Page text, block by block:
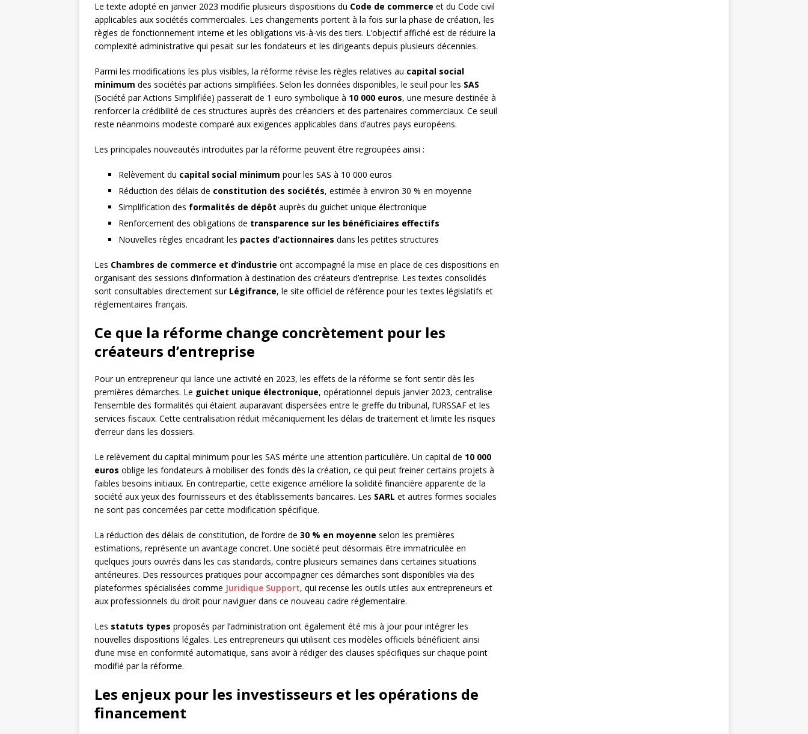
Le texte adopté en janvier 2023 modifie plusieurs dispositions du Code de commerce et du Code civil
applicables aux sociétés commerciales. Les changements portent à la fois sur la phase de création, les
règles de fonctionnement interne et les obligations vis-à-vis des tiers. L’objectif affiché est de réduire la
complexité administrative qui pesait sur les fondateurs et les dirigeants depuis plusieurs décennies.
Parmi les modifications les plus visibles, la réforme révise les règles relatives au capital social
minimum des sociétés par actions simplifiées. Selon les données disponibles, le seuil pour les SAS
(Société par Actions Simplifiée) passerait de 1 euro symbolique à 10 000 euros, une mesure destinée à
renforcer la crédibilité de ces structures auprès des créanciers et des partenaires commerciaux. Ce seuil
reste néanmoins modeste comparé aux exigences applicables dans d’autres pays européens.
Les principales nouveautés introduites par la réforme peuvent être regroupées ainsi :
Relèvement du capital social minimum pour les SAS à 10 000 euros
Réduction des délais de constitution des sociétés, estimée à environ 30 % en moyenne
Simplification des formalités de dépôt auprès du guichet unique électronique
Renforcement des obligations de transparence sur les bénéficiaires effectifs
Nouvelles règles encadrant les pactes d’actionnaires dans les petites structures
Les Chambres de commerce et d’industrie ont accompagné la mise en place de ces dispositions en
organisant des sessions d’information à destination des créateurs d’entreprise. Les textes consolidés
sont consultables directement sur Légifrance, le site officiel de référence pour les textes législatifs et
réglementaires français.
Ce que la réforme change concrètement pour les
créateurs d’entreprise
Pour un entrepreneur qui lance une activité en 2023, les effets de la réforme se font sentir dès les
premières démarches. Le guichet unique électronique, opérationnel depuis janvier 2023, centralise
l’ensemble des formalités qui étaient auparavant dispersées entre le greffe du tribunal, l’URSSAF et les
services fiscaux. Cette centralisation réduit mécaniquement les délais de traitement et limite les risques
d’erreur dans les dossiers.
Le relèvement du capital minimum pour les SAS mérite une attention particulière. Un capital de 10 000
euros oblige les fondateurs à mobiliser des fonds dès la création, ce qui peut freiner certains projets à
faibles besoins initiaux. En contrepartie, cette exigence améliore la solidité financière apparente de la
société aux yeux des fournisseurs et des établissements bancaires. Les SARL et autres formes sociales
ne sont pas concernées par cette modification spécifique.
La réduction des délais de constitution, de l’ordre de 30 % en moyenne selon les premières
estimations, représente un avantage concret. Une société peut désormais être immatriculée en
quelques jours ouvrés dans les cas standards, contre plusieurs semaines dans certaines situations
antérieures. Des ressources pratiques pour accompagner ces démarches sont disponibles via des
plateformes spécialisées comme Juridique Support, qui recense les outils utiles aux entrepreneurs et
aux professionnels du droit pour naviguer dans ce nouveau cadre réglementaire.
Les statuts types proposés par l’administration ont également été mis à jour pour intégrer les
nouvelles dispositions légales. Les entrepreneurs qui utilisent ces modèles officiels bénéficient ainsi
d’une mise en conformité automatique, sans avoir à rédiger des clauses spécifiques sur chaque point
modifié par la réforme.
Les enjeux pour les investisseurs et les opérations de
financement